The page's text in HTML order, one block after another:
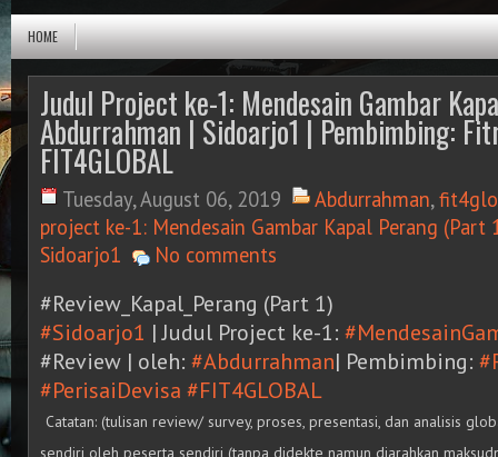
HOME
Judul Project ke-1: Mendesain Gambar
Abdurrahman | Sidoarjo1 | Pembimbing:
FIT4GLOBAL
Tuesday, August 06, 2019 Abdurrahman,
project ke-1: Mendesain Gambar Kapal Perang (Part
Sidoarjo1
No comments
#Review_Kapal_Perang (Part 1)
#Sidoarjo1 | Judul Project ke-1:
#Review | oleh: #Abdurrahman| Pembimbing:
#PerisaiDevisa #FIT4GLOBAL
Catatan: (tulisan review/ survey, proses, presentasi, dan analisis
sendiri oleh peserta sendiri (tanpa didekte namun diarahkan